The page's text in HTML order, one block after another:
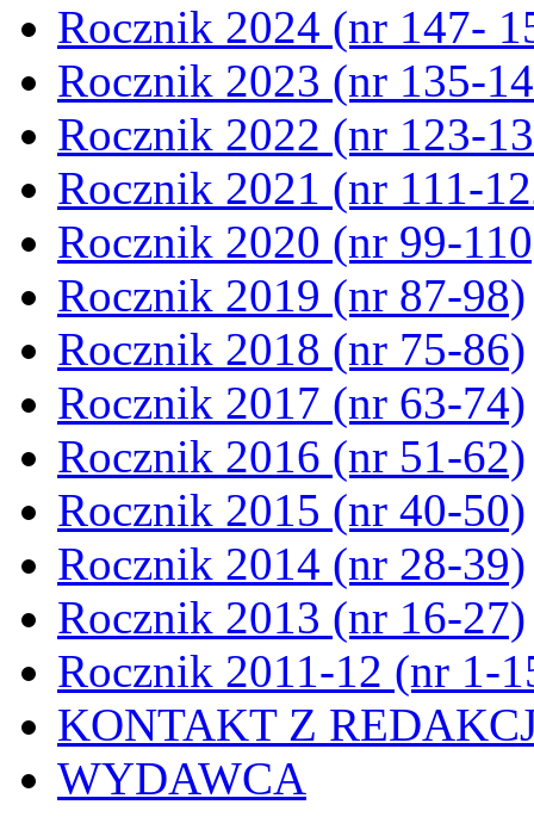
Rocznik 2024 (nr 147-
Rocznik 2023 (nr 135-
Rocznik 2022 (nr 123-
Rocznik 2021 (nr 111-
Rocznik 2020 (nr 99-
Rocznik 2019 (nr 87-98)
Rocznik 2018 (nr 75-86)
Rocznik 2017 (nr 63-74)
Rocznik 2016 (nr 51-62)
Rocznik 2015 (nr 40-50)
Rocznik 2014 (nr 28-39)
Rocznik 2013 (nr 16-27)
Rocznik 2011-12 (nr 1-
KONTAKT Z
WYDAWCA